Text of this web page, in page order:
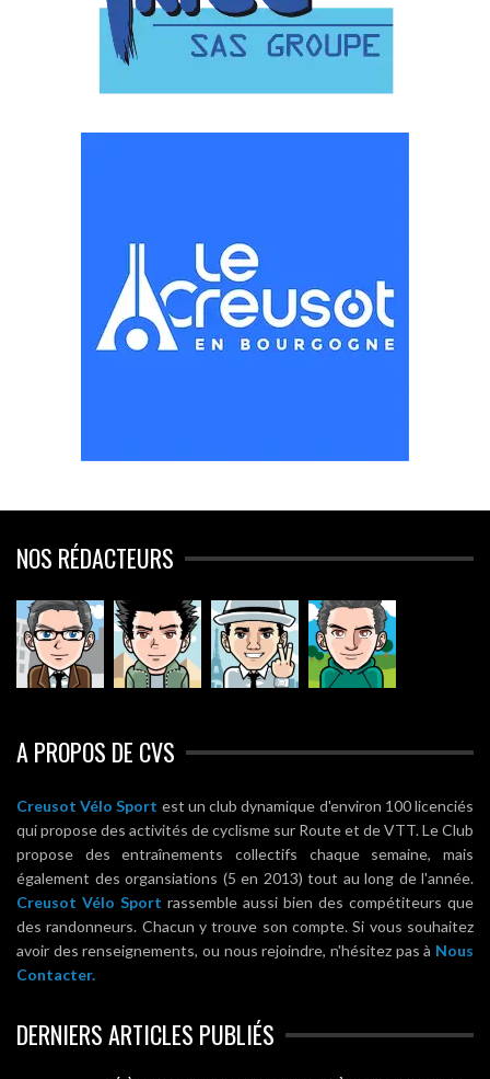
NOS RÉDACTEURS
A PROPOS DE CVS
Creusot Vélo Sport est un club dynamique d'environ 100 licenciés
qui propose des activités de cyclisme sur Route et de VTT. Le Club
propose des entraînements collectifs chaque semaine, mais
également des organsiations (5 en 2013) tout au long de l'année.
Creusot Vélo Sport rassemble aussi bien des compétiteurs que
des randonneurs. Chacun y trouve son compte. Si vous souhaitez
avoir des renseignements, ou nous rejoindre, n'hésitez pas à Nous
Contacter.
DERNIERS ARTICLES PUBLIÉS